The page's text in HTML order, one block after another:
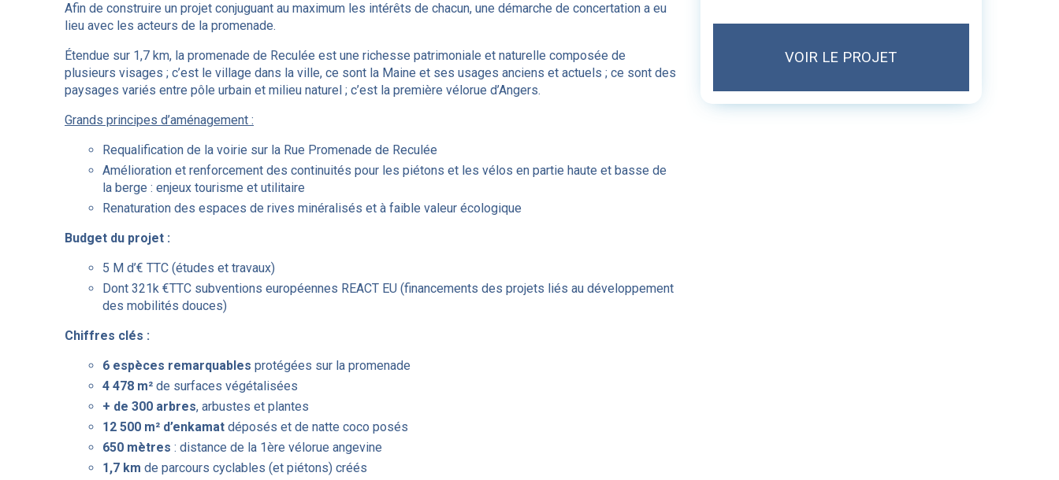
Afin de construire un projet conjuguant au maximum les intérêts de chacun, une démarche de concertation a eu
lieu avec les acteurs de la promenade.
Étendue sur 1,7 km, la promenade de Reculée est une richesse patrimoniale et naturelle composée de
plusieurs visages ; c’est le village dans la ville, ce sont la Maine et ses usages anciens et actuels ; ce sont des
paysages variés entre pôle urbain et milieu naturel ; c’est la première vélorue d’Angers.
Grands principes d’aménagement :
Requalification de la voirie sur la Rue Promenade de Reculée
Amélioration et renforcement des continuités pour les piétons et les vélos en partie haute et basse de
la berge : enjeux tourisme et utilitaire
Renaturation des espaces de rives minéralisés et à faible valeur écologique
Budget du projet :
5 M d’€ TTC (études et travaux)
Dont 321k €TTC subventions européennes REACT EU (financements des projets liés au développement
des mobilités douces)
Chiffres clés :
6 espèces remarquables protégées sur la promenade
4 478 m² de surfaces végétalisées
+ de 300 arbres, arbustes et plantes
12 500 m² d’enkamat déposés et de natte coco posés
650 mètres : distance de la 1ère vélorue angevine
1,7 km de parcours cyclables (et piétons) créés
VOIR LE PROJET